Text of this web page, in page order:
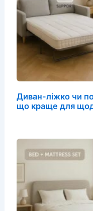
Диван-ліжко чи
що краще для